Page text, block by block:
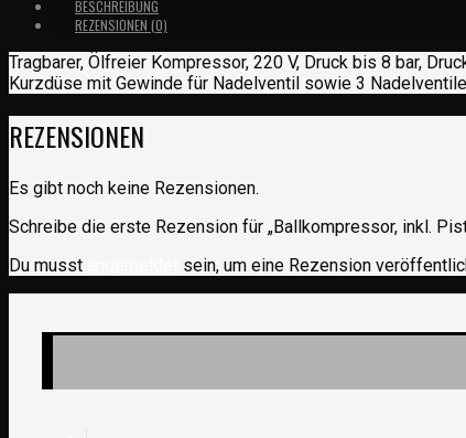
BESCHREIBUNG
REZENSIONEN (0)
Tragbarer, Ölfreier Kompressor, 220 V, Druck bis 8 bar,
Kurzdüse mit Gewinde für Nadelventil sowie 3
REZENSIONEN
Es gibt noch keine Rezensionen.
Schreibe die erste Rezension für „Ballkompressor, inkl.
Du musst
sein, um eine Rezension